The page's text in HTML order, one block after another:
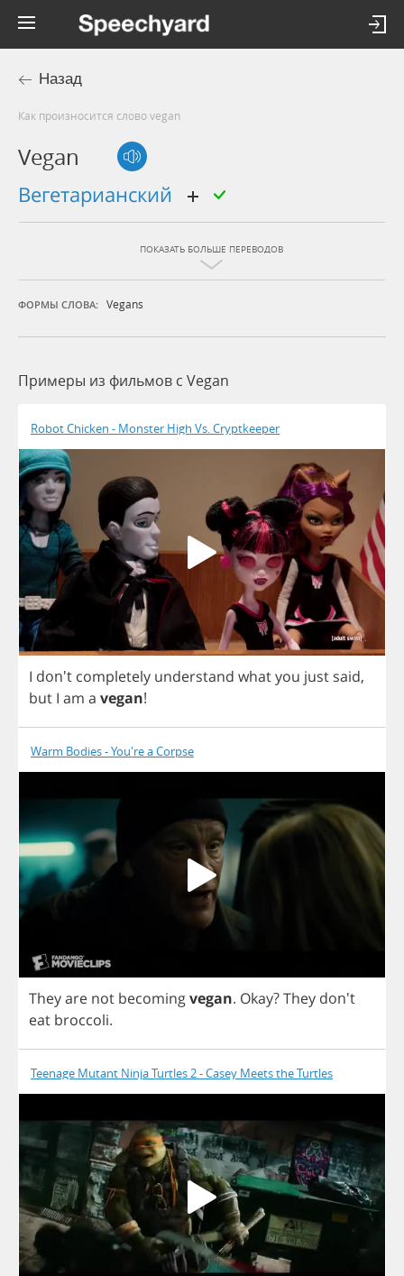
Назад
Как произносится слово vegan
Vegan
вегетарианский
ПОКАЗАТЬ БОЛЬШЕ ПЕРЕВОДОВ
ФОРМЫ СЛОВА: Vegans
Примеры из фильмов c Vegan
Robot Chicken - Monster High Vs. Cryptkeeper
I don't completely understand whatyou just said,
but I am a vegan!
Warm Bodies - You're a Corpse
Theyare not becomingvegan. Okay?They don't
eat broccoli.
Teenage Mutant Ninja Turtles 2 - Casey Meets the Turtles